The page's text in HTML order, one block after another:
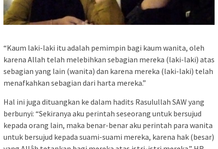
“Kaum laki-laki itu adalah pemimpin bagi kaum wanita, oleh
karena Allah telah melebihkan sebagian mereka (laki-laki) atas
sebagian yang lain (wanita) dan karena mereka (laki-laki) telah
menafkahkan sebagian dari harta mereka.”
Hal ini juga dituangkan ke dalam hadits Rasulullah SAW yang
berbunyi: “Sekiranya aku perintah seseorang untuk bersujud
kepada orang lain, maka benar-benar aku perintah para wanita
untuk bersujud kepada suami-suami mereka, karena hak (besar)